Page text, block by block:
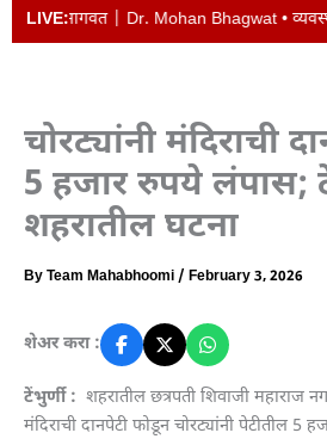
LIVE:
| Dr. Mohan Bhagwat • व्यवस्थापकीय
चोरट्यांनी मंदिराची
5 हजार रुपये लंपास;
शहरातील घटना
ByTeam Mahabhoomi/ February 3, 2026
शेअर करा :
टेंभुर्णी : शहरातील छत्रपती शिवाजी महाराज
मंदिराची दानपेटी फोडून चोरट्यांनी पेटीतील 5